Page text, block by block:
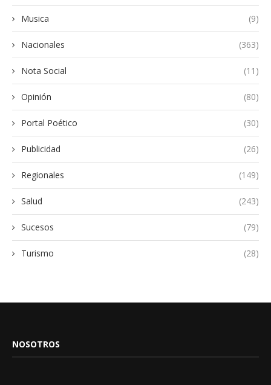
Musica (9)
Nacionales (363)
Nota Social (11)
Opinión (80)
Portal Poético (30)
Publicidad (26)
Regionales (149)
Salud (243)
Sucesos (79)
Turismo (28)
NOSOTROS